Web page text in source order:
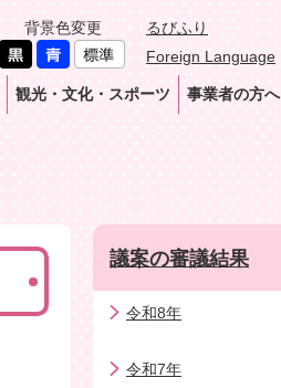
背景色変更
るびふり
Foreign Language
観光・文化・スポーツ 事業者の方へ
議案の審議結果
令和8年
令和7年